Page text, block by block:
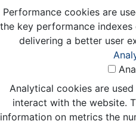
Performance cookies are
the key performance
delivering a better user
Analytical cookies are
interact with the website.
information on metrics the